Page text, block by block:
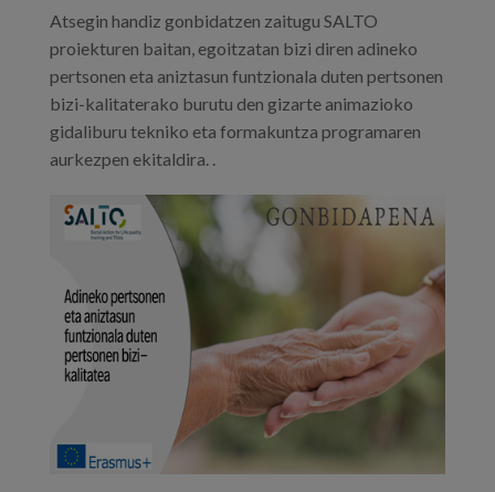
Prentsa
Egizu lan gurekin
Atsegin handiz gonbidatzen zaitugu SALTO
proiekturen baitan, egoitzatan bizi diren adineko
pertsonen eta aniztasun funtzionala duten pertsonen
bizi-kalitaterako burutu den gizarte animazioko
gidaliburu tekniko eta formakuntza programaren
aurkezpen ekitaldira. .